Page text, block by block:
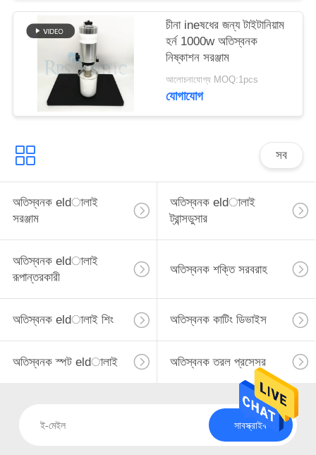
চীনা ineষধের জন্য টাইটানিয়াম
হর্ন 1000w অতিস্বনক
নিষ্কাশন সরঞ্জাম
আলোচনাযোগ্য MOQ:1pcs
যোগাযোগ
সব
অতিস্বনক eldালাই
সরঞ্জাম
অতিস্বনক eldালাই
ট্রান্সডুসার
অতিস্বনক eldালাই
রূপান্তরকারী
অতিস্বনক শক্তি সরবরাহ
অতিস্বনক eldালাই শিং অতিস্বনক কাটিং ডিভাইস
অতিস্বনক স্পট eldালাই অতিস্বনক তরল প্রসেসর
সাবস্ক্রাইব